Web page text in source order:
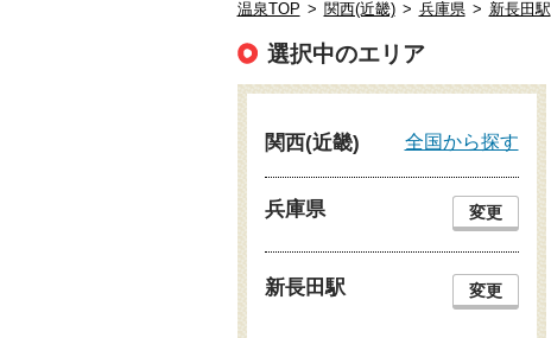
温泉TOP > 関西(近畿) > 兵庫県 > 新長田駅
選択中のエリア
関西(近畿) 全国から探す
兵庫県 変更
新長田駅 変更